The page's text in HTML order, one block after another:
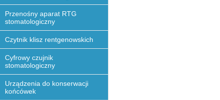
Przenośny aparat RTG
stomatologiczny
Czytnik klisz rentgenowskich
Cyfrowy czujnik
stomatologiczny
Urządzenia do konserwacji
końcówek